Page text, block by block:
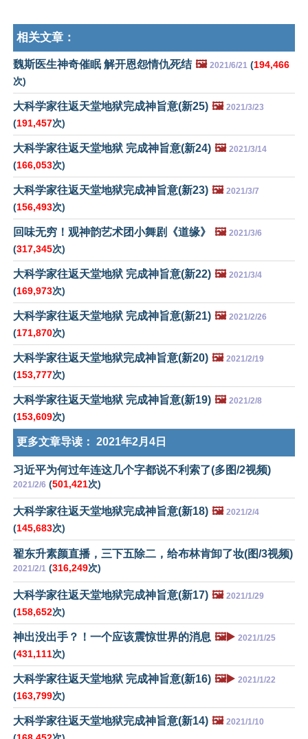
相关文章：
魏斯医生神奇催眠 解开恩怨情仇死结 🖼️ 2021/6/21 (194,466
次)
大科学家往返天堂地狱完成神旨意(新25) 🖼️ 2021/3/23
(191,457次)
大科学家往返天堂地狱 完成神旨意(新24) 🖼️ 2021/3/14
(166,053次)
大科学家往返天堂地狱完成神旨意(新23) 🖼️ 2021/3/7
(156,493次)
回味无穷！观神韵艺术团小舞剧《道缘》 🖼️ 2021/3/6
(317,345次)
大科学家往返天堂地狱 完成神旨意(新22) 🖼️ 2021/3/4
(169,973次)
大科学家往返天堂地狱 完成神旨意(新21) 🖼️ 2021/2/26
(171,870次)
大科学家往返天堂地狱完成神旨意(新20) 🖼️ 2021/2/19
(153,777次)
大科学家往返天堂地狱 完成神旨意(新19) 🖼️ 2021/2/8
(153,609次)
更多文章导读： 2021年2月4日
习近平为何过年连这几个字都说不利索了(多图/2视频)
2021/2/6 (501,421次)
大科学家往返天堂地狱完成神旨意(新18) 🖼️ 2021/2/4
(145,683次)
翟东升素颜直播，三下五除二，给布林肯卸了妆(图/3视频)
2021/2/1 (316,249次)
大科学家往返天堂地狱完成神旨意(新17) 🖼️ 2021/1/29
(158,652次)
神出没出手？！一个应该震惊世界的消息 🖼️▶️ 2021/1/25
(431,111次)
大科学家往返天堂地狱 完成神旨意(新16) 🖼️▶️ 2021/1/22
(163,799次)
大科学家往返天堂地狱完成神旨意(新14) 🖼️ 2021/1/10